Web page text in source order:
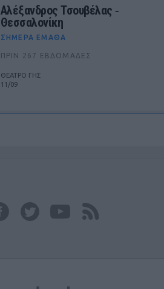
Αλέξανδρος Τσουβέλας ‑
Θεσσαλονίκη
ΣΉΜΕΡΑ ΈΜΑΘΑ
ΠΡΙΝ 267 ΕΒΔΟΜΆΔΕΣ
ΘΕΑΤΡΟ ΓΗΣ
11/09